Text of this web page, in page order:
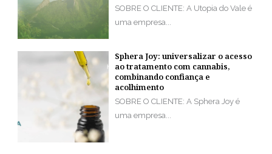
SOBRE O CLIENTE: A Utopia do Vale é
uma empresa...
Sphera Joy: universalizar o acesso
ao tratamento com cannabis,
combinando confiança e
acolhimento
SOBRE O CLIENTE: A Sphera Joy é
uma empresa...